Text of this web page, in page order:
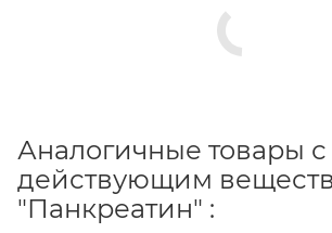
Аналогичные товары с
действующим
"Панкреатин" :